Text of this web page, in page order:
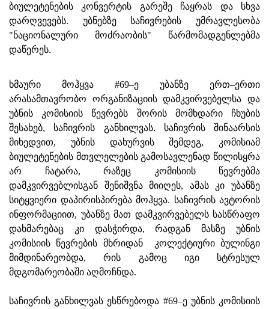
ბიულეტენების კონვერტის გარეშე ჩაყრას და სხვა
დარღვევებს. უბნებზე საჩივრების უმრავლესობა
"ნაციონალური მოძრაობის" წარმომადგენლებმა
დაწერეს.
ხმაური მოჰყვა #69–ე უბანზე ერთ–ერთი
არასამთავრობო ორგანიზაციის დამკვირვებელსა და
უბნის კომისიის წევრებს შორის მომხდარი ჩხუბის
შესახებ, საჩივრის განხილვას. საჩივრის შინაარსის
მიხედვით, უბნის დახურვის შემდეგ, კომისიამ
ბიულეტენების მთვლელების გამოსავლენად წილისყრა
არ ჩატარა, რაზეც კომისიის წევრებმა
დამკვირვებლისგან შენიშვნა მიიღეს, ამას კი უბანზე
სიტყვიერი დაპირისპირება მოჰყვა. საჩივრის ავტორის
ინფორმაციით, უბანზე მათ დამკვირვებელს სასწრაფო
დახმარებაც კი დასჭირდა, რადგან მასზე უბნის
კომისიის წევრების მხრიდან კოლექტიური ბულინგი
მიმდინარეობდა, რის გამოც იგი სტრესულ
მდგომარეობაში აღმოჩნდა.
საჩივრის განხილვას ესწრებოდა #69–ე უბნის კომისიის